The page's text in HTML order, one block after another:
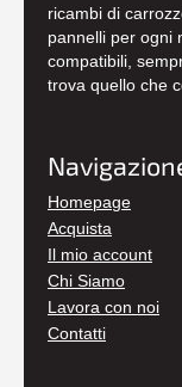
ricambi di
pannelli per ogni
compatibili,
trova quello che
Homepage
Acquista
Il mio account
Chi Siamo
Lavora con noi
Contatti